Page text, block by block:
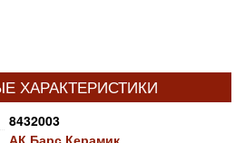
ХАРАКТЕРИСТИКИ
8432003